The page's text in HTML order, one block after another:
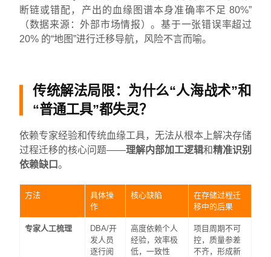
断链或错配，产出的血缘图谱本身准确率不足 80%”
（数据来源：外部市场情报）。基于一张错误率超过
20% 的“地图”进行迁移导航，风险不言而喻。
传统解法局限：为什么“人海战术”和
“普通工具”都失灵？
依赖专家经验和传统血缘工具，无法从根本上解决存储
过程迁移的核心问题——理解内部加工逻辑和精准识别
依赖缺口。
方法
具体操
作
核心缺陷
在存储过程迁
移中的后果
专家人工梳理
DBA/开
发人员
逐行阅
高度依赖个人
经验，效率极
低，一致性
项目周期不可
控，质量参差
不齐，形成新